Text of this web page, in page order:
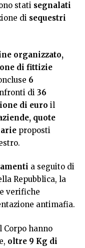
stati segnalati
di sequestri
organizzato,
di fittizie
6
di 36
di euro il
quote
proposti
a seguito di
Repubblica, la
verifiche
antimafia.
Corpo hanno
oltre 9 Kg di